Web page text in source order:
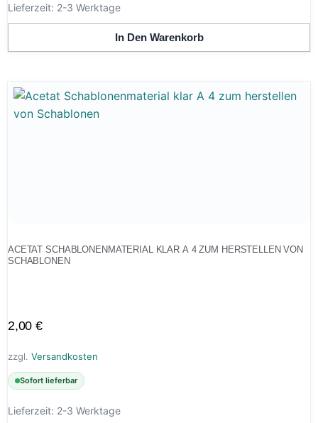
Lieferzeit: 2-3 Werktage
In Den Warenkorb
ACETAT SCHABLONENMATERIAL KLAR A 4 ZUM HERSTELLEN VON
SCHABLONEN
2,00€
zzgl. Versandkosten
Sofort lieferbar
Lieferzeit: 2-3 Werktage